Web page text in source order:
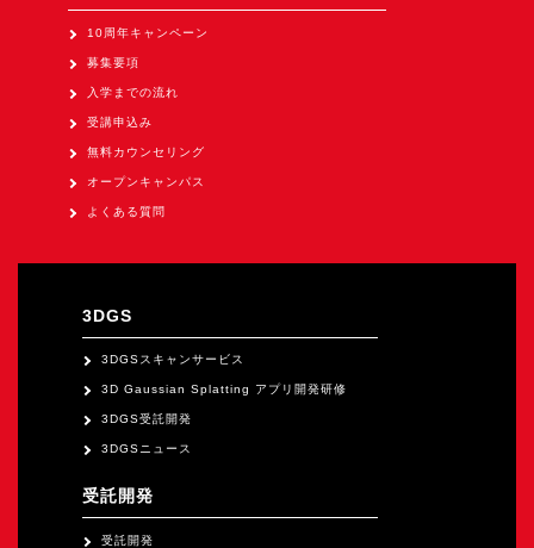
Tsumiki Community Day 2026
（5/27～28 秋葉原UDX）に出展。
《求人》
オンライン
10周年キャンペーン
募集要項
入学までの流れ
受講申込み
無料カウンセリング
オープンキャンパス
よくある質問
3DGS
3DGSスキャンサービス
3D Gaussian Splatting アプリ開発研修
3DGS受託開発
3DGSニュース
受託開発
受託開発